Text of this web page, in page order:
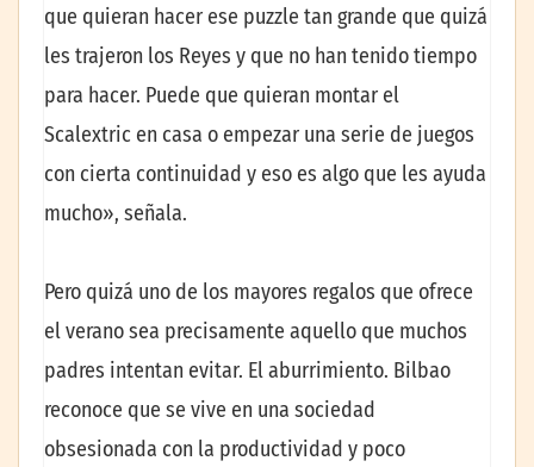
que quieran hacer ese puzzle tan grande que quizá
les trajeron los Reyes y que no han tenido tiempo
para hacer. Puede que quieran montar el
Scalextric en casa o empezar una serie de juegos
con cierta continuidad y eso es algo que les ayuda
mucho», señala.
Pero quizá uno de los mayores regalos que ofrece
el verano sea precisamente aquello que muchos
padres intentan evitar. El aburrimiento. Bilbao
reconoce que se vive en una sociedad
obsesionada con la productividad y poco